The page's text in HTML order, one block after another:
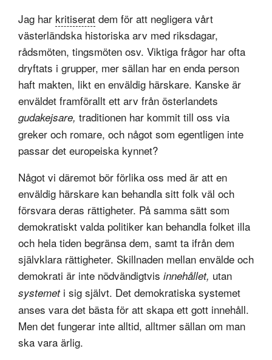
Jag har kritiserat dem för att negligera vårt
västerländska historiska arv med riksdagar,
rådsmöten, tingsmöten osv. Viktiga frågor har ofta
dryftats i grupper, mer sällan har en enda person
haft makten, likt en enväldig härskare. Kanske är
enväldet framförallt ett arv från österlandets
gudakejsare, traditionen har kommit till oss via
greker och romare, och något som egentligen inte
passar det europeiska kynnet?
Något vi däremot bör förlika oss med är att en
enväldig härskare kan behandla sitt folk väl och
försvara deras rättigheter. På samma sätt som
demokratiskt valda politiker kan behandla folket illa
och hela tiden begränsa dem, samt ta ifrån dem
självklara rättigheter. Skillnaden mellan envälde och
demokrati är inte nödvändigtvis innehållet, utan
systemet i sig självt. Det demokratiska systemet
anses vara det bästa för att skapa ett gott innehåll.
Men det fungerar inte alltid, alltmer sällan om man
ska vara ärlig.